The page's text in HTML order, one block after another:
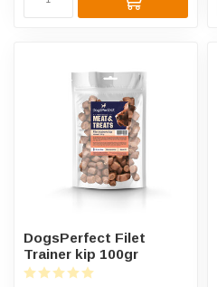
DogsPerfect Filet
Trainer kip 100gr